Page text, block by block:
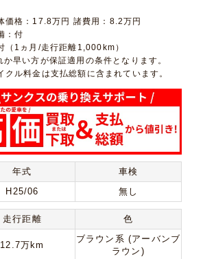
価格：17.8万円 諸費用：8.2万円
：付
（1ヵ月/走行距離1,000km）
早い方が保証適用の条件となります。
ル料金は支払総額に含まれています。
年式
車検
H25/06
無し
走行距離 色
12.7万km
ブラウン系 (アーバンブ
ラウン)